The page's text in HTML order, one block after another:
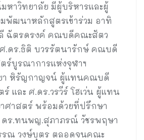
หาวิทยาลัย มีผู้บริหารและผู้
พัฒนาหลักสูตรเข้าร่วม อาทิ
ฉัตรดรงค์ คณบดีคณะสัตว
.ดร.ธิติ บวรรัตนารักษ์ คณบดี
ร์บูรณาการแห่งจุฬาฯ
หิรัญกาญจน์ ผู้แทนคณบดี
และ ศ.ดร.วรวีร์ โฮเว่น ผู้แทน
าสตร์ พร้อมด้วยที่ปรึกษา
ร.ทนพญ.สุภาภรณ์ วัชรพฤษา
รณ วงษ์บุตร ตลอดจนคณะ